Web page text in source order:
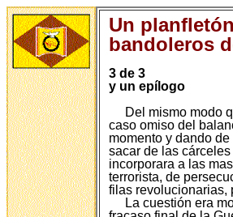
Un
bandoleros
3 de 3
y un epílogo
Del mismo modo
caso omiso del
momento y dando
sacar de las
incorporara a las
terrorista, de
filas revolucionarias,
La cuestión era